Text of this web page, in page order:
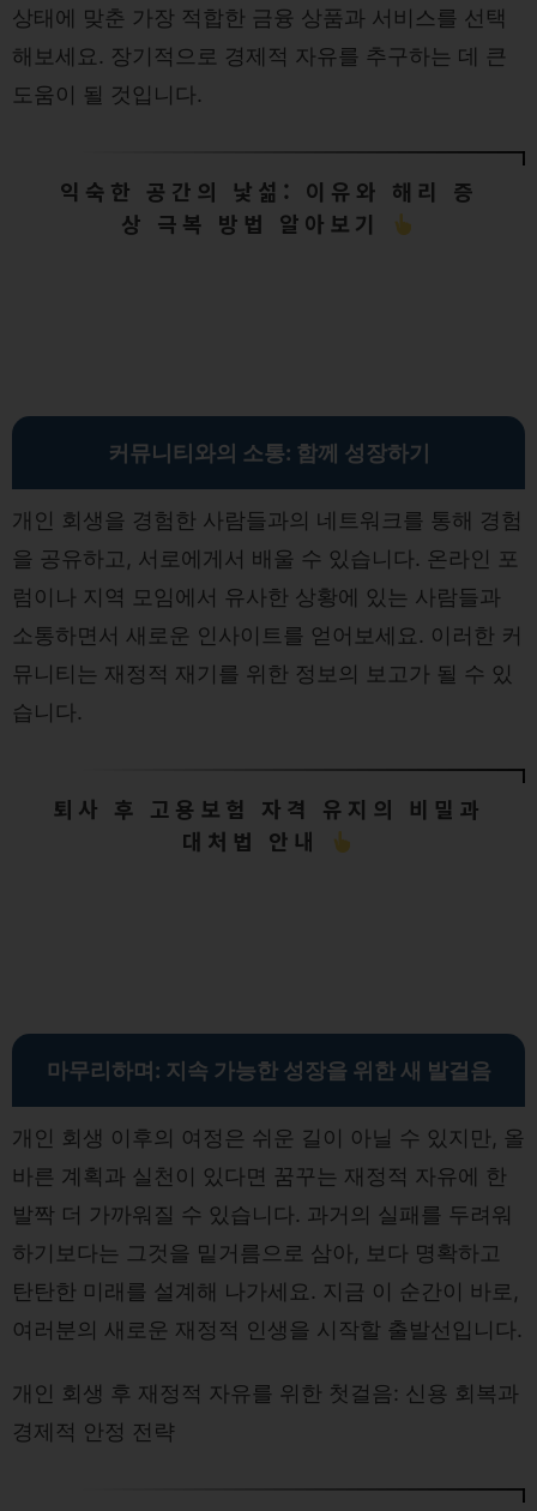
상태에 맞춘 가장 적합한 금융 상품과 서비스를 선택
해보세요. 장기적으로 경제적 자유를 추구하는 데 큰
도움이 될 것입니다.
익숙한 공간의 낯섦: 이유와 해리 증
상 극복 방법 알아보기
커뮤니티와의 소통: 함께 성장하기
개인 회생을 경험한 사람들과의 네트워크를 통해 경험
을 공유하고, 서로에게서 배울 수 있습니다. 온라인 포
럼이나 지역 모임에서 유사한 상황에 있는 사람들과
소통하면서 새로운 인사이트를 얻어보세요. 이러한 커
뮤니티는 재정적 재기를 위한 정보의 보고가 될 수 있
습니다.
퇴사 후 고용보험 자격 유지의 비밀과
대처법 안내
마무리하며: 지속 가능한 성장을 위한 새 발걸음
개인 회생 이후의 여정은 쉬운 길이 아닐 수 있지만, 올
바른 계획과 실천이 있다면 꿈꾸는 재정적 자유에 한
발짝 더 가까워질 수 있습니다. 과거의 실패를 두려워
하기보다는 그것을 밑거름으로 삼아, 보다 명확하고
탄탄한 미래를 설계해 나가세요. 지금 이 순간이 바로,
여러분의 새로운 재정적 인생을 시작할 출발선입니다.
개인 회생 후 재정적 자유를 위한 첫걸음: 신용 회복과
경제적 안정 전략